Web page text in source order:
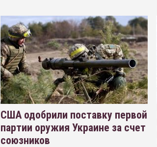
США одобрили поставку первой
партии оружия Украине за счет
союзников